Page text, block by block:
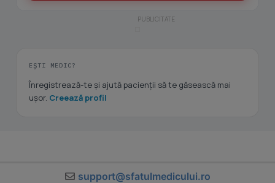
EȘTI MEDIC?
Înregistrează-te și ajută pacienții să te găsească mai
ușor. Creează profil
support@sfatulmedicului.ro